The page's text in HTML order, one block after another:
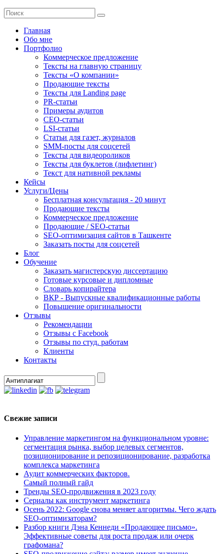
Главная
Обо мне
Портфолио
Коммерческое предложение
Тексты на главную страницу
Тексты «О компании»
Продающие тексты
Тексты для Landing page
PR-статьи
Примеры аудитов
СЕО-статьи
LSI-статьи
Статьи для газет, журналов
SMM-посты для соцсетей
Тексты для видеороликов
Тексты для буклетов (лифлетинг)
Текст для нативной рекламы
Кейсы
Услуги/Цены
Бесплатная консультация - 20 минут
Продающие тексты
Коммерческое предложение
Продающие / SEO-статьи
SEO-оптимизация сайтов в Ташкенте
Заказать посты для соцсетей
Блог
Обучение
Заказать магистерскую диссертацию
Готовые курсовые и дипломные
Словарь копирайтера
ВКР - Выпускные квалификационные работы
Повышение оригинальности
Отзывы
Рекомендации
Отзывы с Facebook
Отзывы по студ. работам
Клиенты
Контакты
Свежие записи
Управление маркетингом на функциональном уровне:
сегментация рынка, выбор целевых сегментов,
позиционирование и репозиционирование, разработка
комплекса маркетинга
Аудит коммерческих факторов.
Самый полный гайд
Тренды SEO-продвижения в 2023 году
Сериалы как инструмент маркетинга
Осень 2022: Google снова меняет алгоритмы. Чего ждать
SEO-оптимизаторам?
Разбор книги Дэна Кеннеди «Продающее письмо».
Эффективные советы для роста продаж или очерк
графомана?